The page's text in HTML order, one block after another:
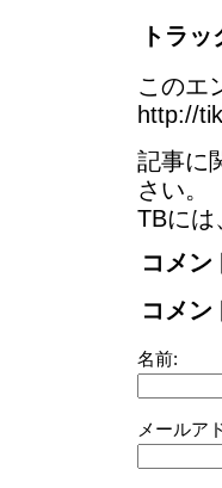
トラ
このエ
http://
記事に
さい。
TBには
コメン
コメン
名前:
メールア